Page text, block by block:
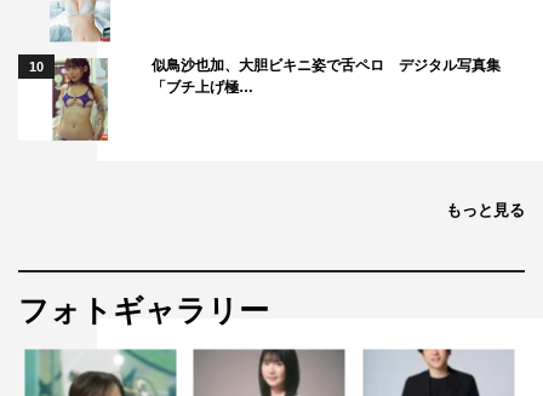
10
似鳥沙也加、大胆ビキニ姿で舌ペロ デジタル写真集
「ブチ上げ極…
もっと見る
フォトギャラリー